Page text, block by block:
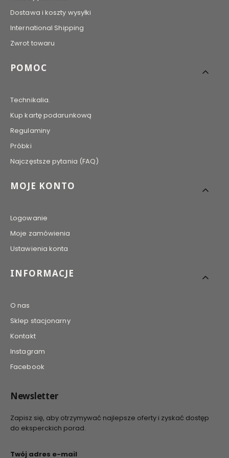
Dostawa i koszty wysyłki
International Shipping
Zwrot towaru
POMOC
Technikalia.
Kup kartę podarunkową
Regulaminy
Próbki
Najczęstsze pytania (FAQ)
MOJE KONTO
Logowanie
Moje zamówienia
Ustawienia konta
INFORMACJE
O nas
Sklep stacjonarny
Kontakt
Instagram
Facebook
Newsletter
Zapisz się, aby otrzymywać najlepsze oferty i zyskać dostęp
do eksperckich porad.
Twój adres e-mail